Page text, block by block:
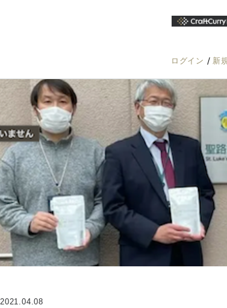
ログイン / 新
2021.04.08